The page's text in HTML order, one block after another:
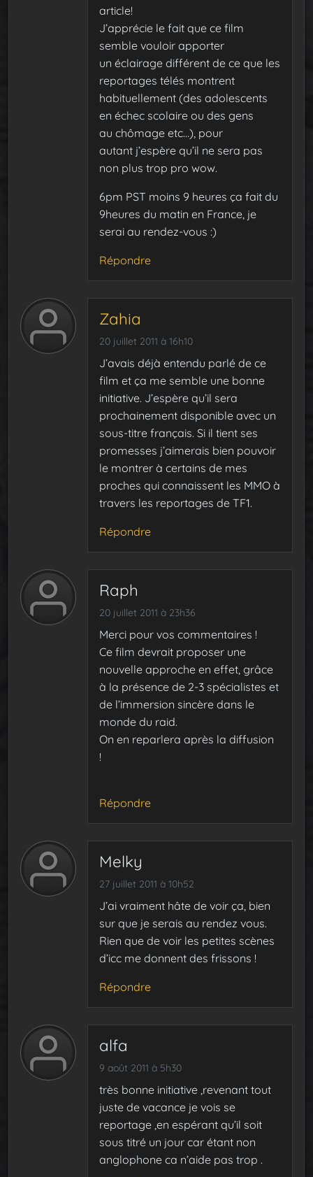
article!
J’apprécie le fait que ce film
semble vouloir apporter
un éclairage différent de ce que les
reportages télés montrent
habituellement (des adolescents
en échec scolaire ou des gens
au chômage etc…), pour
autant j’espère qu’il ne sera pas
non plus trop pro wow.
6pm PST moins 9 heures ça fait du
9heures du matin en France, je
serai au rendez-vous :)
Répondre
Zahia
20 juillet 2011 à 16h10
J’avais déjà entendu parlé de ce
film et ça me semble une bonne
initiative. J’espère qu’il sera
prochainement disponible avec un
sous-titre français. Si il tient ses
promesses j’aimerais bien pouvoir
le montrer à certains de mes
proches qui connaissent les MMO à
travers les reportages de TF1.
Répondre
Raph
20 juillet 2011 à 23h36
Merci pour vos commentaires !
Ce film devrait proposer une
nouvelle approche en effet, grâce
à la présence de 2-3 spécialistes et
de l’immersion sincère dans le
monde du raid.
On en reparlera après la diffusion
!
Répondre
Melky
27 juillet 2011 à 10h52
J’ai vraiment hâte de voir ça, bien
sur que je serais au rendez vous.
Rien que de voir les petites scènes
d’icc me donnent des frissons !
Répondre
alfa
9 août 2011 à 5h30
très bonne initiative ,revenant tout
juste de vacance je vois se
reportage ,en espérant qu’il soit
sous titré un jour car étant non
anglophone ca n’aide pas trop .